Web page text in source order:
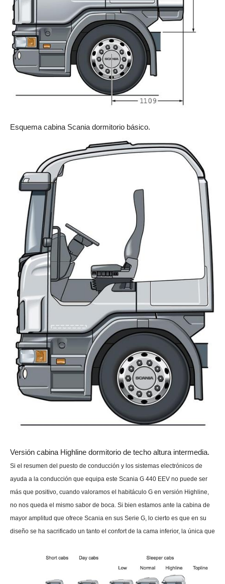
Esquema cabina Scania dormitorio básico.
Versión cabina Highline dormitorio de techo altura intermedia.
Si el resumen del puesto de conducción y los sistemas electrónicos de
ayuda a la conducción que equipa este Scania G 440 EEV no puede ser
más que positivo, cuando valoramos el habitáculo G en versión Highline,
no nos queda el mismo sabor de boca. Si bien estamos ante la cabina de
mayor amplitud que ofrece Scania en sus Serie G, lo cierto es que en su
diseño se ha sacrificado un tanto el confort de la cama inferior, la única que